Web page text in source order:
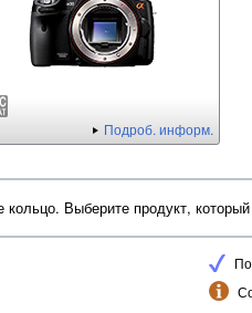
Подроб. информ.
кольцо. Выберите продукт,